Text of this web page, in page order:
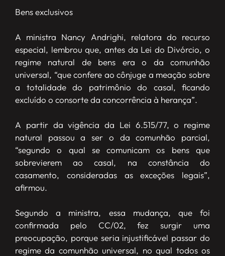
Bens exclusivos
A ministra Nancy Andrighi, relatora do recurso
especial, lembrou que, antes da Lei do Divórcio, o
regime natural de bens era o da comunhão
universal, “que confere ao cônjuge a meação sobre
a totalidade do patrimônio do casal, ficando
excluído o consorte da concorrência à herança”.
A partir da vigência da Lei 6.515/77, o regime
natural passou a ser o da comunhão parcial,
“segundo o qual se comunicam os bens que
sobrevierem ao casal, na constância do
casamento, consideradas as exceções legais”,
afirmou.
Segundo a ministra, essa mudança, que foi
confirmada pelo CC/02, fez surgir uma
preocupação, porque seria injustificável passar do
regime da comunhão universal, no qual todos os